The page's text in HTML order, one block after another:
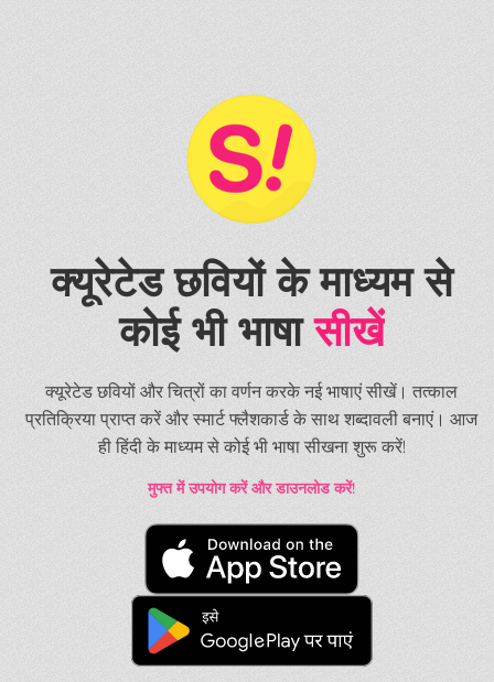
क्यूरेटेड छवियों के माध्यम से
कोई भी भाषासीखें
क्यूरेटेड छवियों और चित्रों का वर्णन करके नई भाषाएं सीखें। तत्काल
प्रतिक्रिया प्राप्त करें और स्मार्ट फ्लैशकार्ड के साथ शब्दावली बनाएं। आज
ही हिंदी के माध्यम से कोई भी भाषा सीखना शुरू करें!
मुफ्त में उपयोग करें और डाउनलोड करें!